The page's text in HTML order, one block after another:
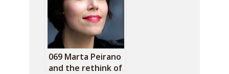
069 Marta Peirano
and the rethink of